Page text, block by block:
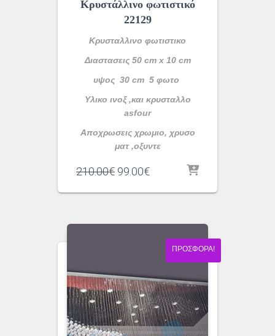
Κρυστάλλινο φωτιστικό
22129
Κρυσταλλινο φωτιστικο
Διαστασεις 50 cm x 10 cm
υψος 30 cm 5 φωτο
Υλικο ινοξ ,και κρυσταλλο
asfour
Αποχρωσεις χρωμιο, χρυσο
ματ ,οξυντε
210.00€ Original
was:
99.00€Η
τιμή
99.00€.
ΠΡΟΣΦΟΡΆ!